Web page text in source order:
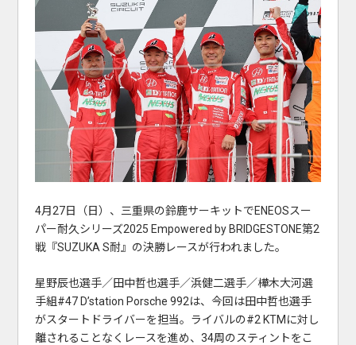
4月27日（日）、三重県の鈴鹿サーキットでENEOSスー
パー耐久シリーズ2025 Empowered by BRIDGESTONE第2
戦『SUZUKA S耐』の決勝レースが行われました。
星野辰也選手／田中哲也選手／浜健二選手／樺木大河選
手組#47 D’station Porsche 992は、今回は田中哲也選手
がスタートドライバーを担当。ライバルの#2 KTMに対し
離されることなくレースを進め、34周のスティントをこ